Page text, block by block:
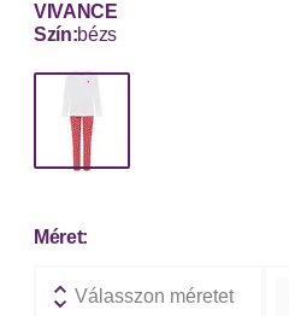
VIVANCE
Szín:bézs
Méret:
Válasszon méretet